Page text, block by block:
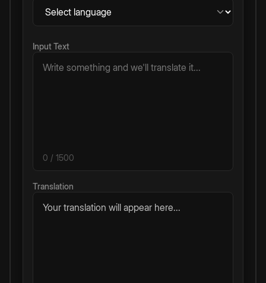
Input Text
0 / 1500
Translation
Your translation will appear here...